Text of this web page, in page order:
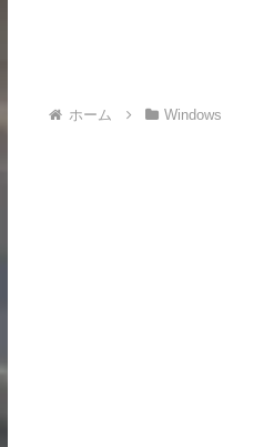
ホーム Windows